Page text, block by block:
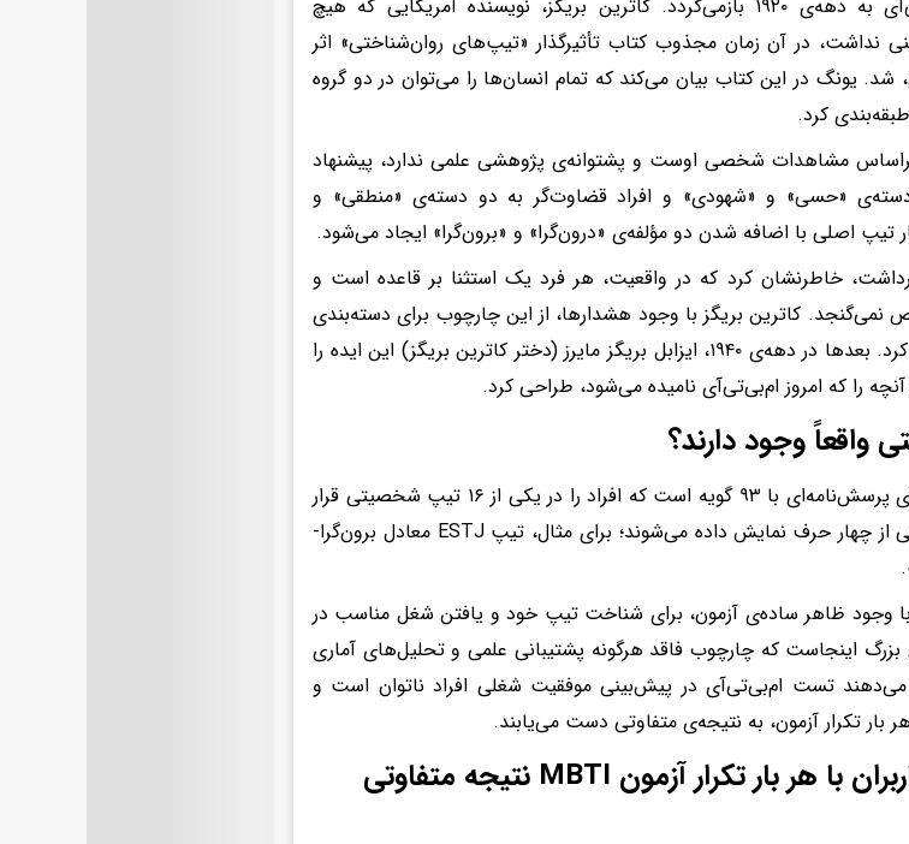
ریشه‌های شکل‌گیری ام‌بی‌تی‌آی به دهه‌ی ۱۹۲۰ بازمی‌گردد. کاترین بریگز، نویسنده آمریکایی که هیچ
نداشت، در آن زمان مجذوب کتاب تأثیرگذار «تیپ‌های روان‌شناختی» اثر
شد. یونگ در این کتاب بیان می‌کند که تمام انسان‌ها را می‌توان در دو گروه
کرد.
براساس مشاهدات شخصی اوست و پشتوانه‌ی پژوهشی علمی ندارد، پیشنهاد
دسته‌ی «حسی» و «شهودی» و افراد قضاوت‌گر به دو دسته‌ی «منطقی» و
اصلی با اضافه شدن دو مؤلفه‌ی «درون‌گرا» و «برون‌گرا» ایجاد می‌شود.
خاطرنشان کرد که در واقعیت، هر فرد یک استثنا بر قاعده است و
کاترین بریگز با وجود هشدارها، از این چارچوب برای دسته‌بندی
کودکان محله‌ی خود استفاده کرد. بعدها در دهه‌ی ۱۹۴۰، ایزابل بریگز مایرز (دختر کاترین بریگز) این ایده را
را که امروز ام‌بی‌تی‌آی نامیده می‌شود، طراحی کرد.
وجود دارند؟
نسخه‌ی فعلی تست ام‌بی‌تی‌آی پرسش‌نامه‌ای با ۹۳ گویه است که افراد را در یکی از ۱۶ تیپ شخصیتی قرار
می‌دهد. نتایج به‌صورت ترکیبی از چهار حرف نمایش داده می‌شوند؛ برای مثال، تیپ ESTJ معادل برون‌گرا-
با وجود ظاهر ساده‌ی آزمون، برای شناخت تیپ خود و یافتن شغل مناسب در
اینجاست که چارچوب فاقد هرگونه پشتیبانی علمی و تحلیل‌های آماری
تست ام‌بی‌تی‌آی در پیش‌بینی موفقیت شغلی افراد ناتوان است و
حدود ۵۰ درصد از کاربران با هر بار تکرار آزمون MBTI نتیجه متفاوتی